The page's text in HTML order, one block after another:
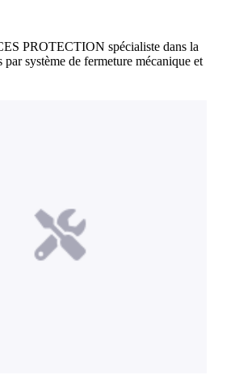
PROTECTION spécialiste dans la
par système de fermeture mécanique et